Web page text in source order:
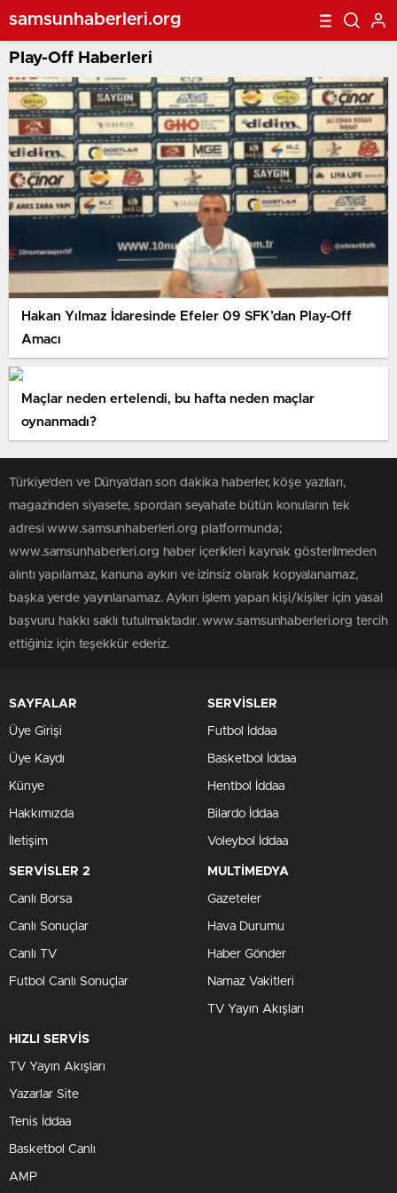
samsunhaberleri.org
Play-Off Haberleri
Hakan Yılmaz İdaresinde Efeler 09 SFK’dan Play-Off
Amacı
Maçlar neden ertelendi, bu hafta neden maçlar
oynanmadı?
Türkiye'den ve Dünya’dan son dakika haberler, köşe yazıları,
magazinden siyasete, spordan seyahate bütün konuların tek
adresi www.samsunhaberleri.org platformunda;
www.samsunhaberleri.org haber içerikleri kaynak gösterilmeden
alıntı yapılamaz, kanuna aykırı ve izinsiz olarak kopyalanamaz,
başka yerde yayınlanamaz. Aykırı işlem yapan kişi/kişiler için yasal
başvuru hakkı saklı tutulmaktadır. www.samsunhaberleri.org tercih
ettiğiniz için teşekkür ederiz.
SAYFALAR
Üye Girişi
Üye Kaydı
Künye
Hakkımızda
İletişim
SERVİSLER
Futbol İddaa
Basketbol İddaa
Hentbol İddaa
Bilardo İddaa
Voleybol İddaa
SERVİSLER 2
Canlı Borsa
Canlı Sonuçlar
Canlı TV
Futbol Canlı Sonuçlar
MULTİMEDYA
Gazeteler
Hava Durumu
Haber Gönder
Namaz Vakitleri
TV Yayın Akışları
HIZLI SERVİS
TV Yayın Akışları
Yazarlar Site
Tenis İddaa
Basketbol Canlı
AMP